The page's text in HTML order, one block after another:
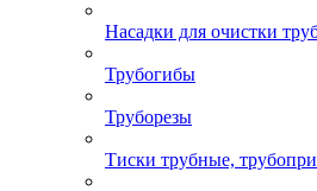
Насадки для очистки
Трубогибы
Труборезы
Тиски трубные,